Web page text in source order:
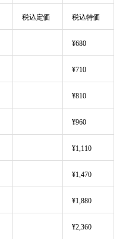
税込定価 税込特価
¥680
¥710
¥810
¥960
¥1,110
¥1,470
¥1,880
¥2,360